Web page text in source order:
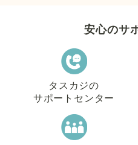
安心のサ
タスカジの
サポートセンター